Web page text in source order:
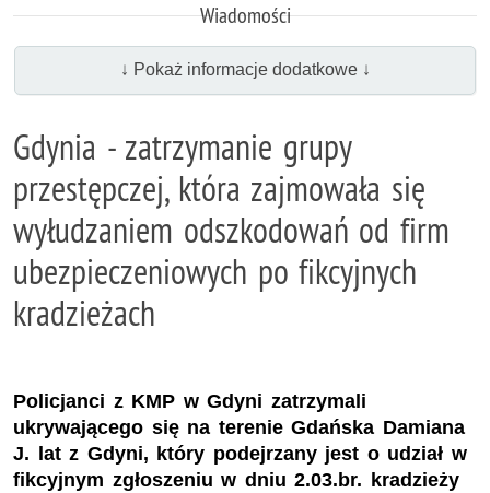
Wiadomości
↓ Pokaż informacje dodatkowe ↓
Gdynia - zatrzymanie grupy
przestępczej, która zajmowała się
wyłudzaniem odszkodowań od firm
ubezpieczeniowych po fikcyjnych
kradzieżach
Policjanci z KMP w Gdyni zatrzymali
ukrywającego się na terenie Gdańska Damiana
J. lat z Gdyni, który podejrzany jest o udział w
fikcyjnym zgłoszeniu w dniu 2.03.br. kradzieży